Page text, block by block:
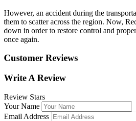
However, an accident during the
them to scatter across the region. Now,
down in order to restore control and
once again.
Customer Reviews
Write A Review
Review Stars
Your Name
Email Address